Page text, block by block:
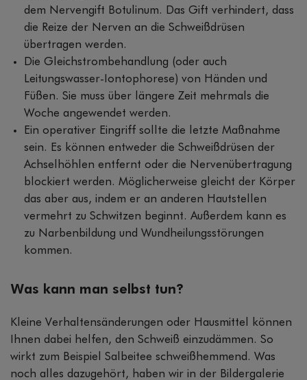
dem Nervengift Botulinum. Das Gift verhindert, dass
die Reize der Nerven an die Schweißdrüsen
übertragen werden.
Die Gleichstrombehandlung (oder auch
Leitungswasser-Iontophorese) von Händen und
Füßen. Sie muss über längere Zeit mehrmals die
Woche angewendet werden.
Ein operativer Eingriff sollte die letzte Maßnahme
sein. Es können entweder die Schweißdrüsen der
Achselhöhlen entfernt oder die Nervenübertragung
blockiert werden. Möglicherweise gleicht der Körper
das aber aus, indem er an anderen Hautstellen
vermehrt zu Schwitzen beginnt. Außerdem kann es
zu Narbenbildung und Wundheilungsstörungen
kommen.
Was kann man selbst tun?
Kleine Verhaltensänderungen oder Hausmittel können
Ihnen dabei helfen, den Schweiß einzudämmen. So
wirkt zum Beispiel Salbeitee schweißhemmend. Was
noch alles dazugehört, haben wir in der Bildergalerie